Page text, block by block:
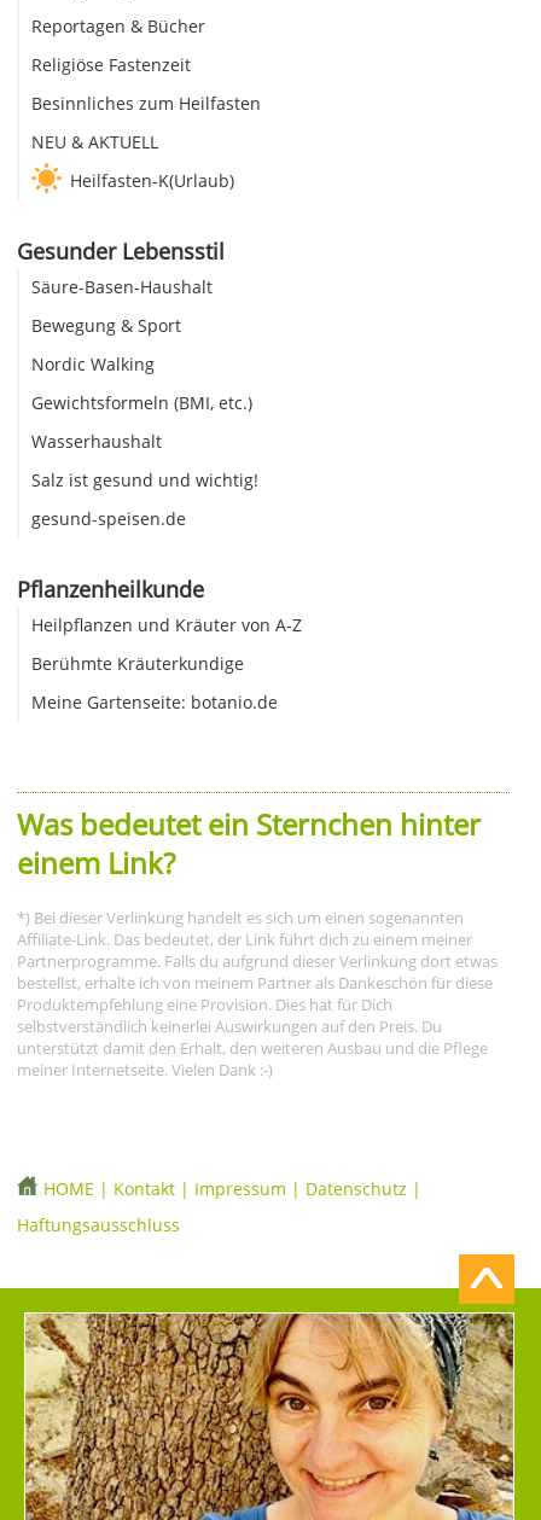
Reportagen & Bücher
Religiöse Fastenzeit
Besinnliches zum Heilfasten
NEU & AKTUELL
Heilfasten-K(Urlaub)
Gesunder Lebensstil
Säure-Basen-Haushalt
Bewegung & Sport
Nordic Walking
Gewichtsformeln (BMI, etc.)
Wasserhaushalt
Salz ist gesund und wichtig!
gesund-speisen.de
Pflanzenheilkunde
Heilpflanzen und Kräuter von A-Z
Berühmte Kräuterkundige
Meine Gartenseite: botanio.de
Was bedeutet ein Sternchen hinter
einem Link?
*) Bei dieser Verlinkung handelt es sich um einen sogenannten
Affiliate-Link. Das bedeutet, der Link führt dich zu einem meiner
Partnerprogramme. Falls du aufgrund dieser Verlinkung dort etwas
bestellst, erhalte ich von meinem Partner als Dankeschön für diese
Produktempfehlung eine Provision. Dies hat für Dich
selbstverständlich keinerlei Auswirkungen auf den Preis. Du
unterstützt damit den Erhalt, den weiteren Ausbau und die Pflege
meiner Internetseite. Vielen Dank :-)
HOME | Kontakt | Impressum | Datenschutz |
Haftungsausschluss